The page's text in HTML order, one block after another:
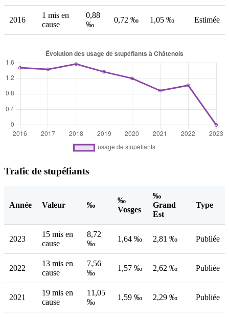
2016
1 mis en
cause
0,88
‰
0,72 ‰ 1,05 ‰ Estimée
Trafic de stupéfiants
Année Valeur ‰
‰
Vosges
‰
Grand
Est
Type
2023
15 mis en
cause
8,72
‰
1,64 ‰ 2,81 ‰ Publiée
2022
13 mis en
cause
7,56
‰
1,57 ‰ 2,62 ‰ Publiée
2021
19 mis en
cause
11,05
‰
1,59 ‰ 2,29 ‰ Publiée